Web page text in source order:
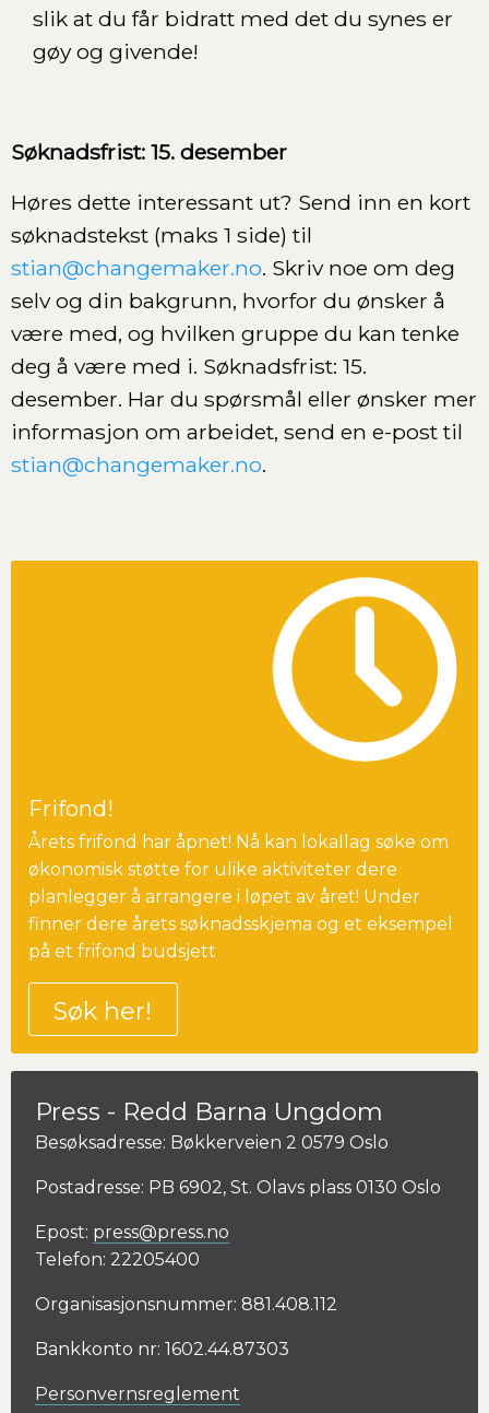
slik at du får bidratt med det du synes er
gøy og givende!
Søknadsfrist: 15. desember
Høres dette interessant ut? Send inn en kort
søknadstekst (maks 1 side) til
stian@changemaker.no. Skriv noe om deg
selv og din bakgrunn, hvorfor du ønsker å
være med, og hvilken gruppe du kan tenke
deg å være med i. Søknadsfrist: 15.
desember. Har du spørsmål eller ønsker mer
informasjon om arbeidet, send en e-post til
stian@changemaker.no.
Frifond!
Årets frifond har åpnet! Nå kan lokallag søke om
økonomisk støtte for ulike aktiviteter dere
planlegger å arrangere i løpet av året! Under
finner dere årets søknadsskjema og et eksempel
på et frifond budsjett
Søk her!
Press - Redd Barna Ungdom
Besøksadresse: Bøkkerveien 2 0579 Oslo
Postadresse: PB 6902, St. Olavs plass 0130 Oslo
Epost: press@press.no
Telefon: 22205400
Organisasjonsnummer: 881.408.112
Bankkonto nr: 1602.44.87303
Personvernsreglement